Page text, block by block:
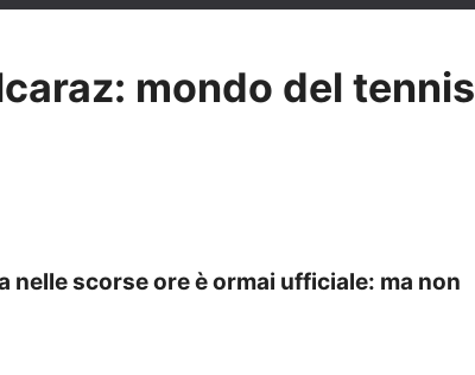
mondo del tennis
scorse ore è ormai ufficiale: ma non